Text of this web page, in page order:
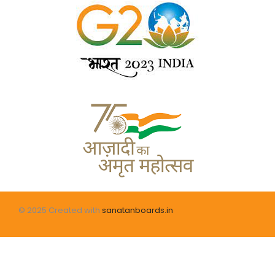
© 2025 Created with sanatanboards.in